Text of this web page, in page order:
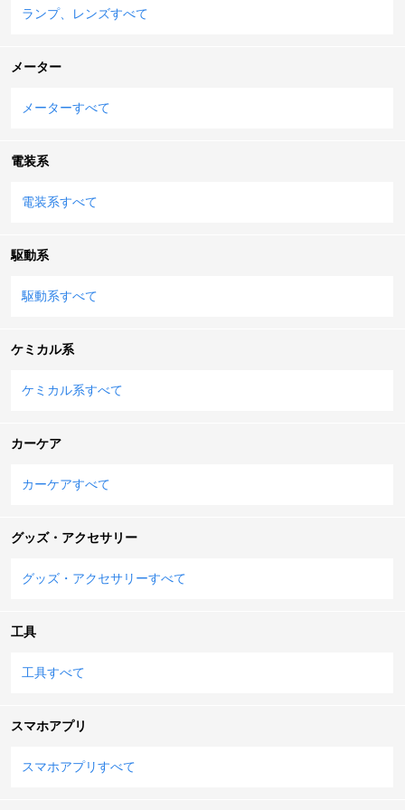
ランプ、レンズすべて
メーター
メーターすべて
電装系
電装系すべて
駆動系
駆動系すべて
ケミカル系
ケミカル系すべて
カーケア
カーケアすべて
グッズ・アクセサリー
グッズ・アクセサリーすべて
工具
工具すべて
スマホアプリ
スマホアプリすべて